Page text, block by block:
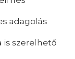
adagolás
is szerelhető